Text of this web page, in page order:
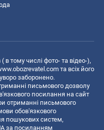
в тому числі фото- та відео-),
та всіх його
заборонено.
письмового дозволу
посилання на сайт
отриманні письмового
обов'язкового
пошукових систем,
за посиланням